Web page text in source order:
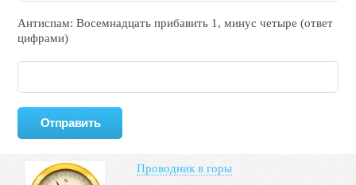
Антиспам: Воceмнадцать прибaвить 1, минyc чeтырe (ответ
цифрами)
Проводник в горы